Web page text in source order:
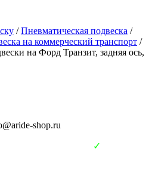
/Пневматическая подвеска /
на коммерческий транспорт /
на Форд Транзит, задняя ось,
shop.ru
✓